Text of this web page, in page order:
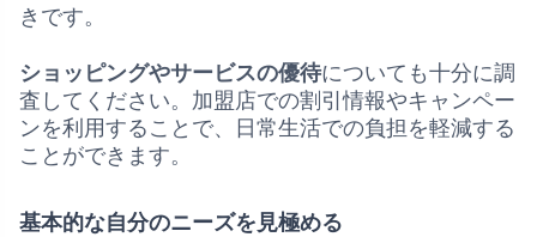
きです。
ショッピングやサービスの優待についても十分に調
査してください。加盟店での割引情報やキャンペー
ンを利用することで、日常生活での負担を軽減する
ことができます。
基本的な自分のニーズを見極める